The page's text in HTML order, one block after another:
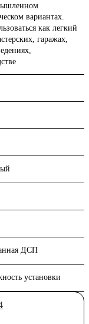
вариантах.
как легкий
гаражах,
ДСП
установки